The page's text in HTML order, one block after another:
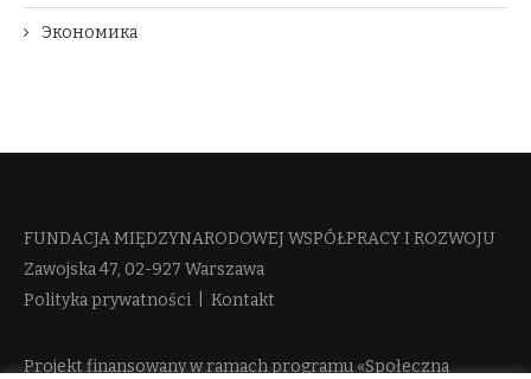
Экономика
FUNDACJA MIĘDZYNARODOWEJ WSPÓŁPRACY I ROZWOJU​
Zawojska 47, 02-927 Warszawa
Polityka prywatności
Kontakt
Projekt finansowany w ramach programu «Społeczna